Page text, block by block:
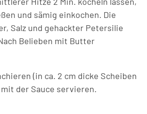
und sämig einkochen. Die
Salz und gehackter Petersilie
Belieben mit Butter
(in ca. 2 cm dicke Scheiben
der Sauce servieren.